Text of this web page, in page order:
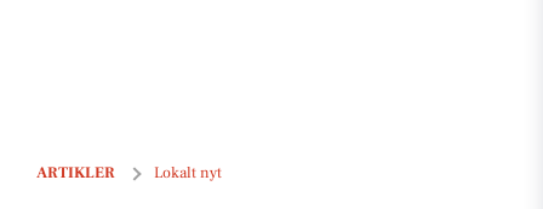
ARTIKLER Lokalt nyt
Kolding Kommune sætter fokus på uddannelse, infrastruktur og